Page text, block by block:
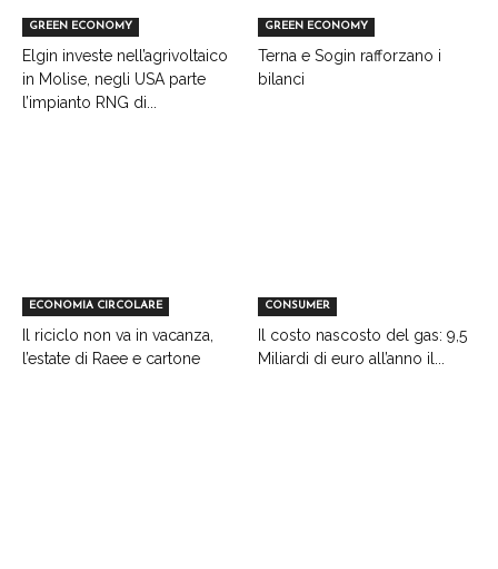
GREEN ECONOMY
Elgin investe nell’agrivoltaico
in Molise, negli USA parte
l’impianto RNG di...
GREEN ECONOMY
Terna e Sogin rafforzano i
bilanci
ECONOMIA CIRCOLARE
Il riciclo non va in vacanza,
l’estate di Raee e cartone
CONSUMER
Il costo nascosto del gas: 9,5
Miliardi di euro all’anno il...